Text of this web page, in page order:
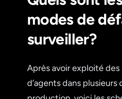
modes de
surveiller?
Après avoir exploité des
d’agents dans